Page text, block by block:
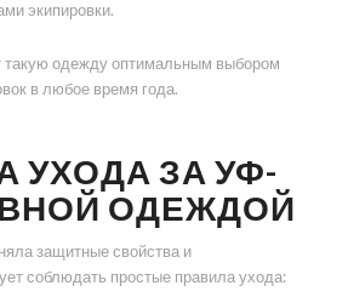
экипировки.
такую одежду оптимальным выбором
в любое время года.
УХОДА ЗА УФ-
ОДЕЖДОЙ
защитные свойства и
соблюдать простые правила ухода: